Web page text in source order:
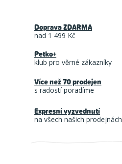
Doprava ZDARMA
nad 1 499 Kč
Petko+
klub pro věrné zákazníky
Více než 70 prodejen
s radostí poradíme
Expresní vyzvednutí
na všech našich prodejnách